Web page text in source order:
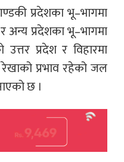
प्रदेशका भू–भागमा
अन्य प्रदेशका भू–भागमा
प्रदेश र विहारमा
रेखाको प्रभाव रहेको जल
छ ।